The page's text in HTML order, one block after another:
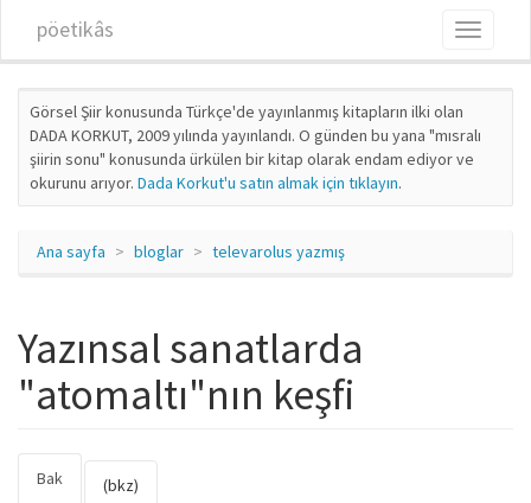
pöetikâs
Toggle
Görsel Şiir konusunda Türkçe'de yayınlanmış kitapların ilki olan
DADA KORKUT, 2009 yılında yayınlandı. O günden bu yana "mısralı
şiirin sonu" konusunda ürkülen bir kitap olarak endam ediyor ve
okurunu arıyor. Dada Korkut'u satın almak için tıklayın.
Ana sayfa bloglar televarolus yazmış
Yazınsal sanatlarda
"atomaltı"nın keşfi
Bak
(bkz)